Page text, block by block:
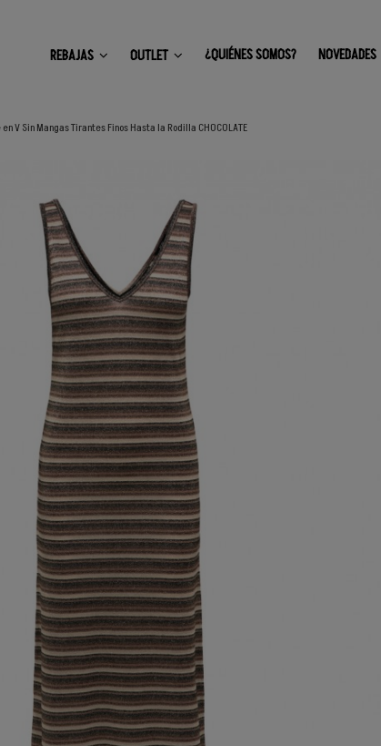
REBAJAS OUTLET ¿QUIÉNES SOMOS? NOVEDADES
en V Sin Mangas Tirantes Finos Hasta la Rodilla CHOCOLATE